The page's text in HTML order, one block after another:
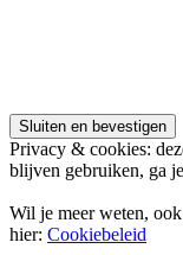
Privacy & cookies:
blijven gebruiken, ga
Wil je meer weten,
hier: Cookiebeleid